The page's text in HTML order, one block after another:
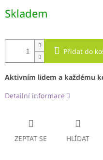
cena:
Skladem
Přidat do
Aktivním lidem a každému
Detailní informace
ZEPTAT SE HLÍDAT